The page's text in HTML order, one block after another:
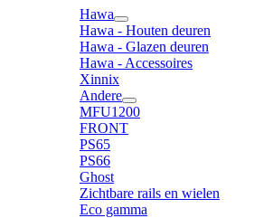
Hawa
Hawa - Houten deuren
Hawa - Glazen deuren
Hawa - Accessoires
Xinnix
Andere
MFU1200
FRONT
PS65
PS66
Ghost
Zichtbare rails en wielen
Eco gamma